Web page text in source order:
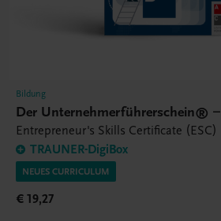
Bildung
Der Unternehmerführerschein®
Entrepreneur's Skills Certificate (ESC)
TRAUNER-DigiBox
NEUES CURRICULUM
€ 19,27